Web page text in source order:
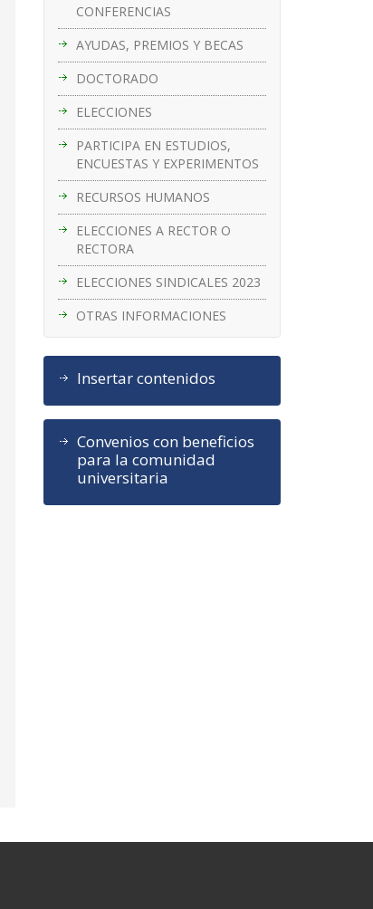
CONFERENCIAS
AYUDAS, PREMIOS Y BECAS
DOCTORADO
ELECCIONES
PARTICIPA EN ESTUDIOS,
ENCUESTAS Y EXPERIMENTOS
RECURSOS HUMANOS
ELECCIONES A RECTOR O
RECTORA
ELECCIONES SINDICALES 2023
OTRAS INFORMACIONES
Insertar contenidos
Convenios con beneficios
para la comunidad
universitaria